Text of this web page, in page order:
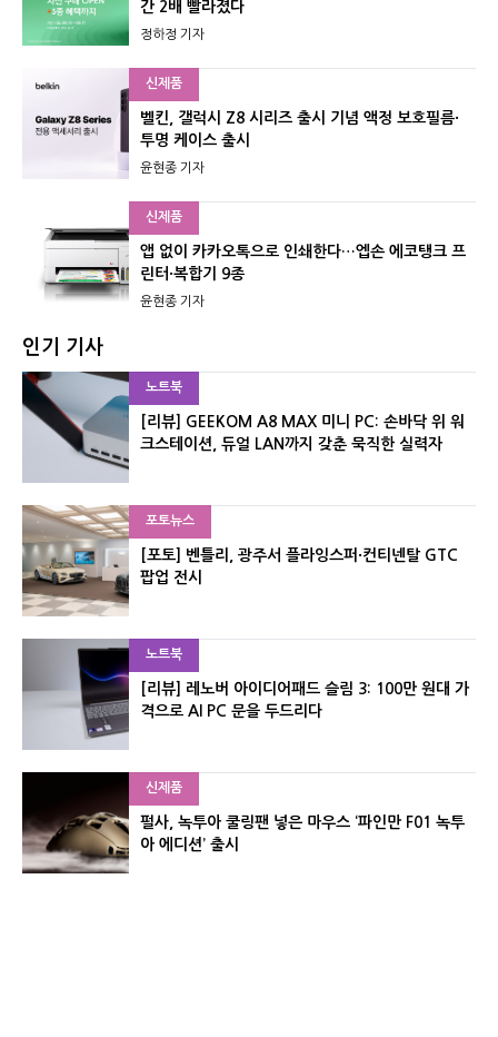
간 2배 빨라졌다
정하정 기자
신제품
벨킨, 갤럭시 Z8 시리즈 출시 기념 액정 보호필름·
투명 케이스 출시
윤현종 기자
신제품
앱 없이 카카오톡으로 인쇄한다…엡손 에코탱크 프
린터·복합기 9종
윤현종 기자
인기 기사
노트북
[리뷰] GEEKOM A8 MAX 미니 PC: 손바닥 위 워
크스테이션, 듀얼 LAN까지 갖춘 묵직한 실력자
포토뉴스
[포토] 벤틀리, 광주서 플라잉스퍼·컨티넨탈 GTC
팝업 전시
노트북
[리뷰] 레노버 아이디어패드 슬림 3: 100만 원대 가
격으로 AI PC 문을 두드리다
신제품
펄사, 녹투아 쿨링팬 넣은 마우스 ‘파인만 F01 녹투
아 에디션’ 출시